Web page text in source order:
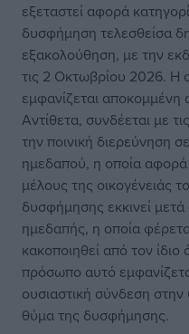
εξεταστεί αφορά
δυσφήμηση τελεσθείσα
εξακολούθηση, με την
τις 2 Οκτωβρίου 2026. Η
εμφανίζεται
Αντίθετα, συνδέεται με
την ποινική διερεύνηση
ημεδαπού, η οποία αφορά
μέλους της οικογένειάς
δυσφήμησης εκκινεί
ημεδαπής, η οποία
κακοποιηθεί από τον
πρόσωπο αυτό
ουσιαστική σύνδεση
θύμα της δυσφήμησης.